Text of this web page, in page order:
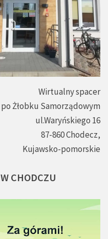
Wirtualny spacer
po Żłobku Samorządowym
ul.Waryńskiego 16
87-860 Chodecz,
Kujawsko-pomorskie
W CHODCZU